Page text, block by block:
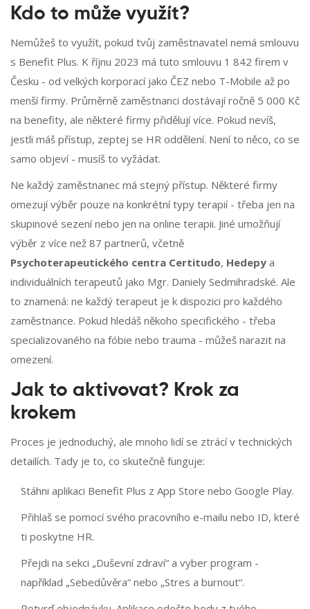
Kdo to může využít?
Nemůžeš to využít, pokud tvůj zaměstnavatel nemá smlouvu
s Benefit Plus. K říjnu 2023 má tuto smlouvu 1 842 firem v
Česku - od velkých korporací jako ČEZ nebo T-Mobile až po
menší firmy. Průměrně zaměstnanci dostávají ročně 5 000 Kč
na benefity, ale některé firmy přidělují více. Pokud nevíš,
jestli máš přístup, zeptej se HR oddělení. Není to něco, co se
samo objeví - musíš to vyžádat.
Ne každý zaměstnanec má stejný přístup. Některé firmy
omezují výběr pouze na konkrétní typy terapií - třeba jen na
skupinové sezení nebo jen na online terapii. Jiné umožňují
výběr z více než 87 partnerů, včetně
Psychoterapeutického centra Certitudo, Hedepy a
individuálních terapeutů jako Mgr. Daniely Sedmihradské. Ale
to znamená: ne každý terapeut je k dispozici pro každého
zaměstnance. Pokud hledáš někoho specifického - třeba
specializovaného na fóbie nebo trauma - můžeš narazit na
omezení.
Jak to aktivovat? Krok za
krokem
Proces je jednoduchý, ale mnoho lidí se ztrácí v technických
detailích. Tady je to, co skutečně funguje:
Stáhni aplikaci Benefit Plus z App Store nebo Google Play.
Přihlaš se pomocí svého pracovního e-mailu nebo ID, které
ti poskytne HR.
Přejdi na sekci „Duševní zdraví“ a vyber program -
například „Sebedůvěra“ nebo „Stres a burnout“.